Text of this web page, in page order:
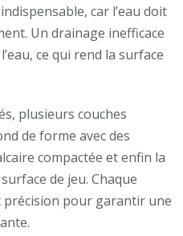
car l’eau doit
Un drainage inefficace
ce qui rend la surface
plusieurs couches
de forme avec des
compactée et enfin la
de jeu. Chaque
précision pour garantir une